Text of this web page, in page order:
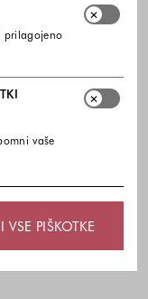
e-naslov. Popust
prilagojeno
vaše
VSE PIŠKOTKE